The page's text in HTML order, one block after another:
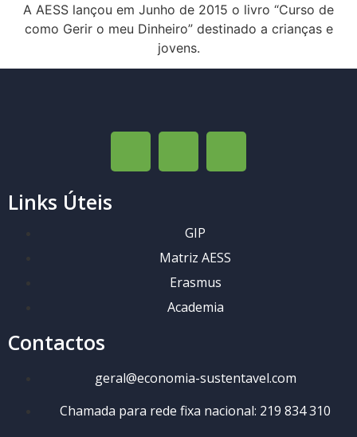
A AESS lançou em Junho de 2015 o livro “Curso de
como Gerir o meu Dinheiro” destinado a crianças e
jovens.
Links Úteis
GIP
Matriz AESS
Erasmus
Academia
Contactos
geral@economia-sustentavel.com
Chamada para rede fixa nacional: 219 834 310